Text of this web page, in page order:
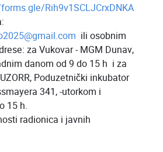
Rih9v1SCLJCrxDNKA
ili osobnim
za Vukovar - MGM Dunav,
danom od 9 do 15 h i za
Poduzetnički inkubator
341, -utorkom i
15 h.
radionica i javnih